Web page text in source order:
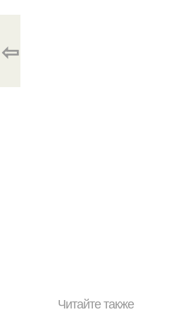
⇦
Читайте также